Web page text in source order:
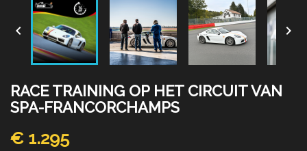
 
RACE TRAINING OP HET CIRCUIT VAN
SPA-FRANCORCHAMPS
€ 1.295